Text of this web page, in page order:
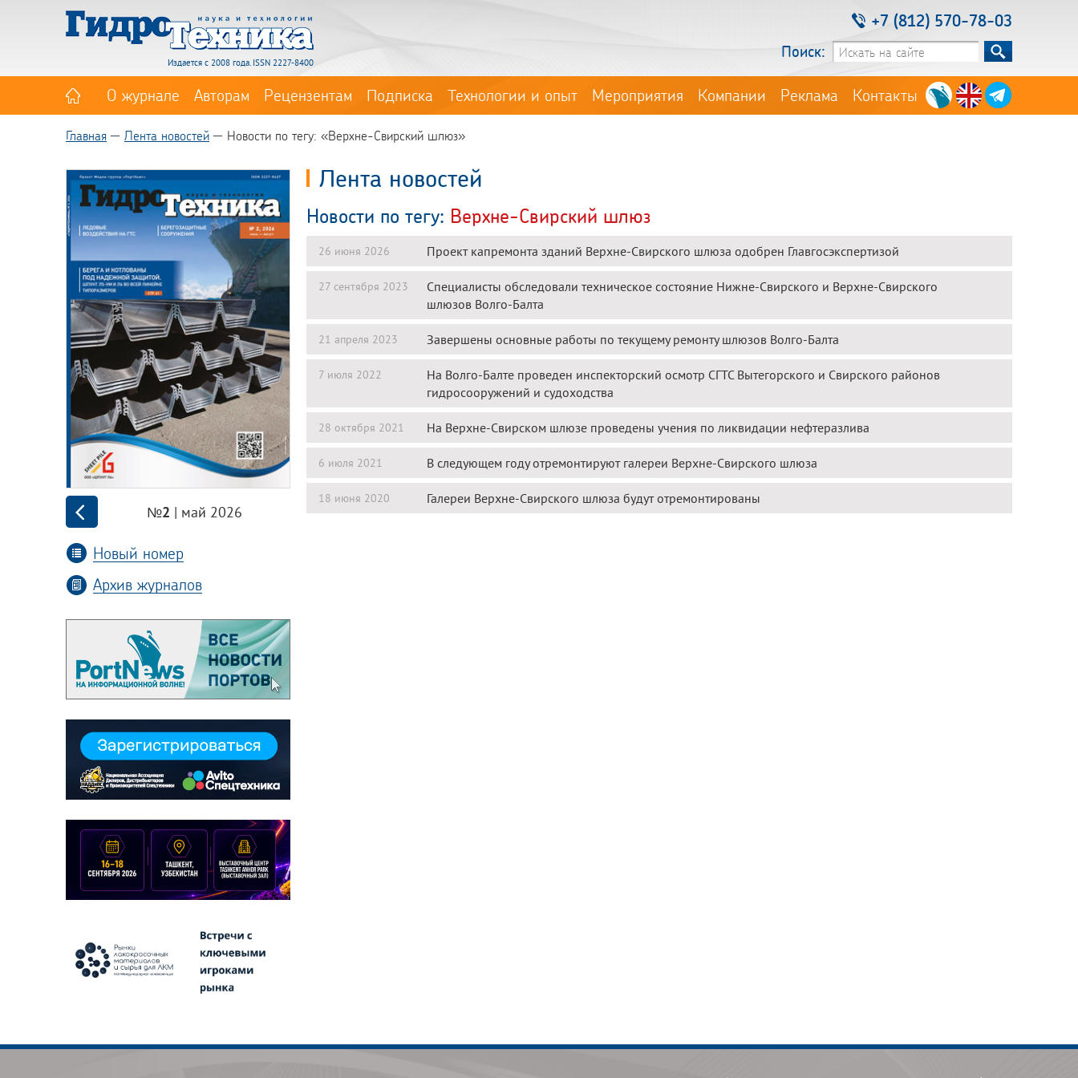
Издается с 2008 года. ISSN 2227-8400
+7 (812) 570-78-03
Поиск:
О журнале Авторам Рецензентам Подписка Технологии и опыт Мероприятия Компании Реклама Контакты
Главная Лента новостей Новости по тегу: «Верхне-Свирский шлюз»
№2 | май 2026
Новый номер
Архив журналов
Лента новостей
Новости по тегу: Верхне-Свирский шлюз
26 июня 2026 Проект капремонта зданий Верхне-Свирского шлюза одобрен Главгосэкспертизой
27 сентября 2023
Специалисты обследовали техническое состояние Нижне-Свирского и Верхне-Свирского
шлюзов Волго-Балта
21 апреля 2023 Завершены основные работы по текущему ремонту шлюзов Волго-Балта
7 июля 2022
На Волго-Балте проведен инспекторский осмотр СГТС Вытегорского и Свирского районов
гидросооружений и судоходства
28 октября 2021 На Верхне-Свирском шлюзе проведены учения по ликвидации нефтеразлива
6 июля 2021 В следующем году отремонтируют галереи Верхне-Свирского шлюза
18 июня 2020 Галереи Верхне-Свирского шлюза будут отремонтированы